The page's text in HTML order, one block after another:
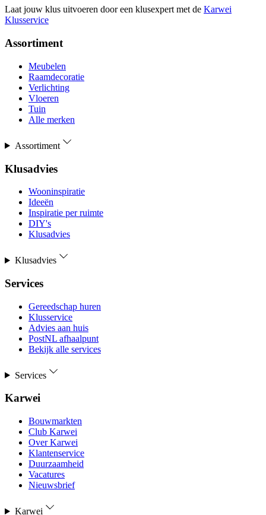
Laat jouw klus uitvoeren door een klusexpert met de Karwei
Klusservice
Assortiment
Meubelen
Raamdecoratie
Verlichting
Vloeren
Tuin
Alle merken
Assortiment
Klusadvies
Wooninspiratie
Ideeën
Inspiratie per ruimte
DIY's
Klusadvies
Klusadvies
Services
Gereedschap huren
Klusservice
Advies aan huis
PostNL afhaalpunt
Bekijk alle services
Services
Karwei
Bouwmarkten
Club Karwei
Over Karwei
Klantenservice
Duurzaamheid
Vacatures
Nieuwsbrief
Karwei